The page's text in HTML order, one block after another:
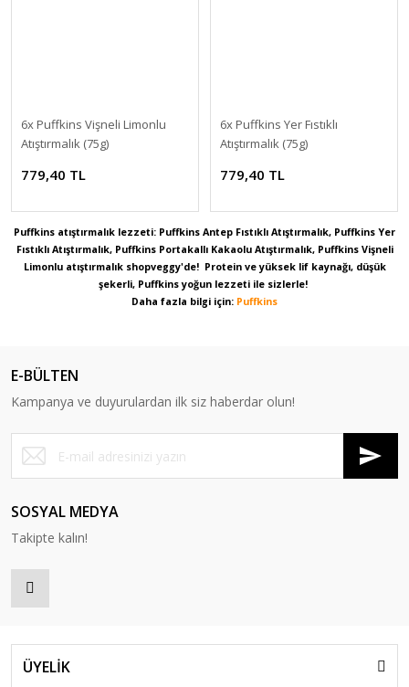
6x Puffkins Vişneli Limonlu
Atıştırmalık (75g)
779,40 TL
6x Puffkins Yer Fıstıklı
Atıştırmalık (75g)
779,40 TL
Puffkins atıştırmalık lezzeti: Puffkins Antep Fıstıklı Atıştırmalık, Puffkins Yer
Fıstıklı Atıştırmalık, Puffkins Portakallı Kakaolu Atıştırmalık, Puffkins Vişneli
Limonlu atıştırmalık shopveggy'de! Protein ve yüksek lif kaynağı, düşük
şekerli, Puffkins yoğun lezzeti ile sizlerle!
Daha fazla bilgi için: Puffkins
E-BÜLTEN
Kampanya ve duyurulardan ilk siz haberdar olun!
SOSYAL MEDYA
Takipte kalın!
ÜYELİK